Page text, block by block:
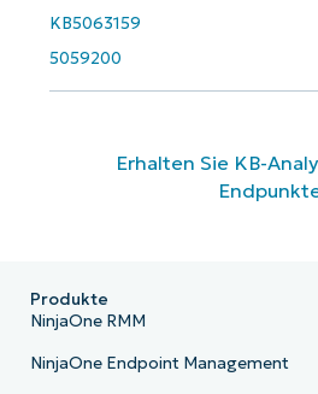
KB5063159
5059200
Erhalten Sie KB-
Produkte
NinjaOne RMM
NinjaOne Endpoint Management